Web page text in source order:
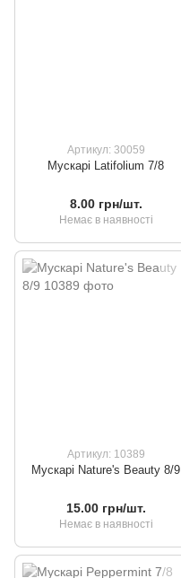
Артикул: 30059
Мускарі Latifolium 7/8
8.00 грн/шт.
Немає в наявності
Артикул: 10389
Мускарі Nature's Beauty 8/9
15.00 грн/шт.
Немає в наявності